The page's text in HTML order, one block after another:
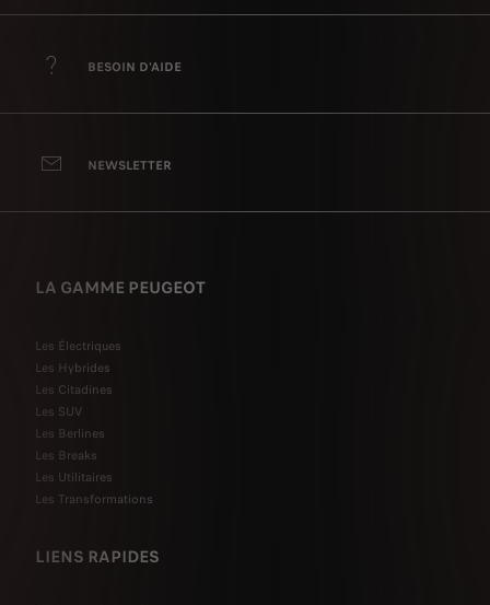
BESOIN D'AIDE
NEWSLETTER
LA GAMME PEUGEOT
Les Électriques
Les Hybrides
Les Citadines
Les SUV
Les Berlines
Les Breaks
Les Utilitaires
Les Transformations
LIENS RAPIDES